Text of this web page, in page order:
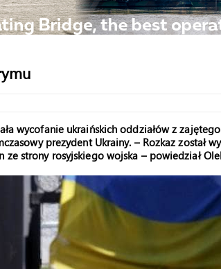
wycofanie ukraińskich oddziałów z
prezydent Ukrainy. – Rozkaz został
strony rosyjskiego wojska – powiedział